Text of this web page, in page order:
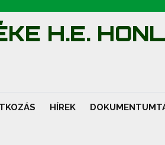
H.E.
HÍREK